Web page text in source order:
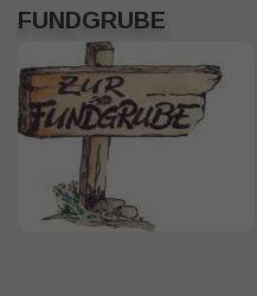
FUNDGRUBE